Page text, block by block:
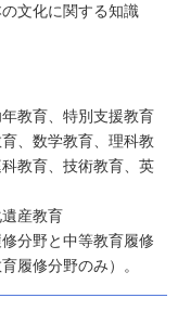
文化に関する知識
教育、特別支援教育
、数学教育、理科教
教育、技術教育、英
産教育
分野と中等教育履修
履修分野のみ）。